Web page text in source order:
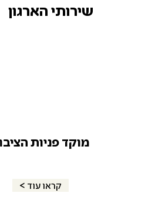
שירותי הארגון
מוקד פניות
< קראו עוד